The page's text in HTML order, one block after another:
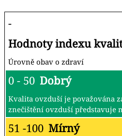
-
Hodnoty indexu
Úrovně obav o zdraví
0 - 50 Dobrý
Kvalita ovzduší je považována
znečištění ovzduší představuje
51 -100 Mírný